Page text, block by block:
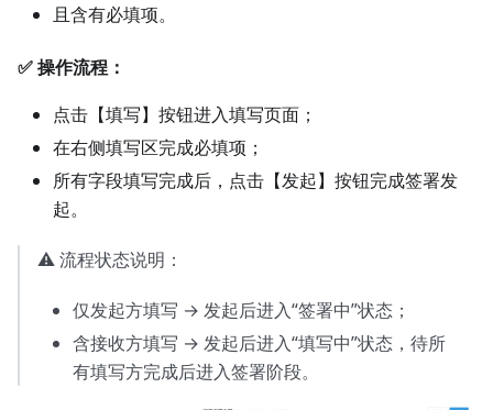
且含有必填项。
✅ 操作流程：
点击【填写】按钮进入填写页面；
在右侧填写区完成必填项；
所有字段填写完成后，点击【发起】按钮完成签署发
起。
⚠️ 流程状态说明：
仅发起方填写 → 发起后进入“签署中”状态；
含接收方填写 → 发起后进入“填写中”状态，待所
有填写方完成后进入签署阶段。